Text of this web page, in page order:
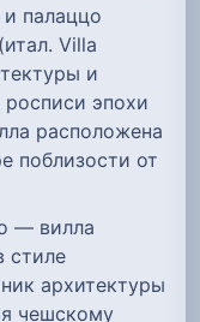
палаццо
Villa
и
эпохи
расположена
поблизости от
— вилла
стиле
архитектуры
чешскому